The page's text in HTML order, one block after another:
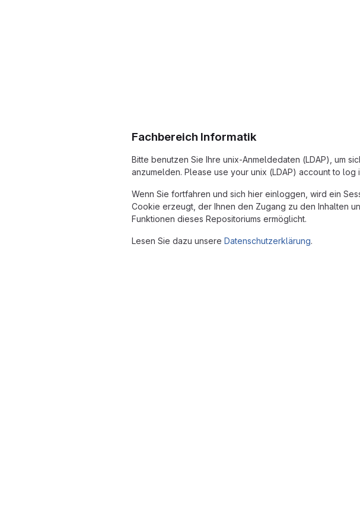
Fachbereich Informatik
Bitte benutzen Sie Ihre unix-Anmeldedaten (LDAP), um
anzumelden. Please use your unix (LDAP) account to log
Wenn Sie fortfahren und sich hier einloggen, wird ein
Cookie erzeugt, der Ihnen den Zugang zu den Inhalten
Funktionen dieses Repositoriums ermöglicht.
Lesen Sie dazu unsere Datenschutzerklärung.